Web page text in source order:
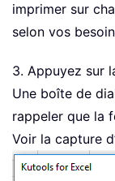
imprimer sur
selon vos
3. Appuyez sur
Une boîte de
rappeler que la
Voir la capture